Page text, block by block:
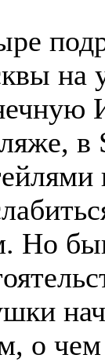
на
в
Но
о